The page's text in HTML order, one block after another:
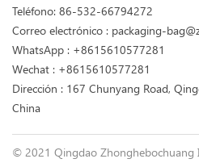
Teléfono: 86-532-66794272
Correo electrónico : packaging-
WhatsApp : +8615610577281
Wechat : +8615610577281
Dirección : 167 Chunyang Road,
China
© 2021 Qingdao Zhonghebochuang